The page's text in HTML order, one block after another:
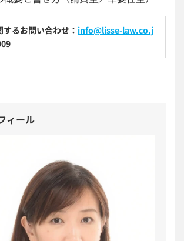
るお問い合わせ： info@lisse-law.co.j
ィール